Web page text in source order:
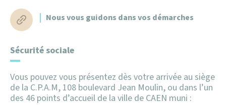
Nous vous guidons dans vos démarches
Sécurité sociale
Vous pouvez vous présentez dès votre arrivée au siège
de la C.P.A.M, 108 boulevard Jean Moulin, ou dans l’un
des 46 points d’accueil de la ville de CAEN muni :